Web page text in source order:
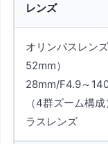
レンズ
オリンパスレン
52mm）
28mm/F4.9～
（4群ズーム構
ラスレンズ